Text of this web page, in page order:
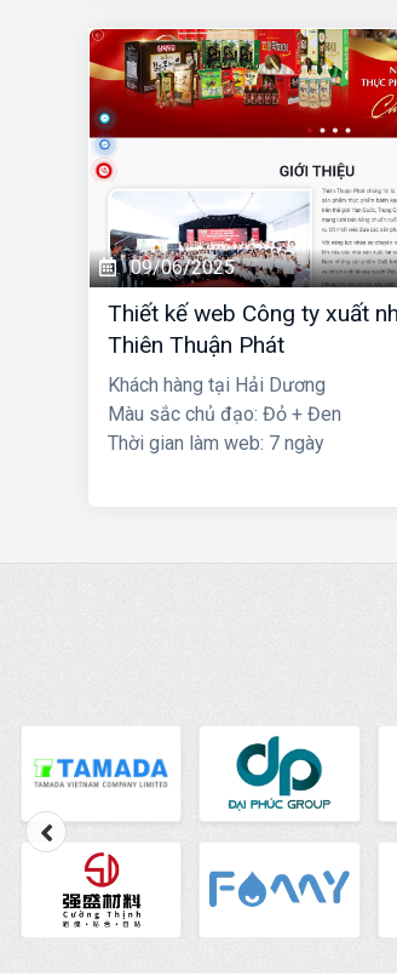
09/06/2025
Thiết kế web Công ty xuất
Thiên Thuận Phát
Khách hàng tại Hải Dương
Màu sắc chủ đạo: Đỏ + Đen
Thời gian làm web: 7 ngày